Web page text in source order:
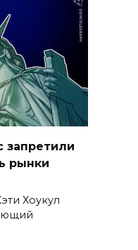
запретили
рынки
Хоукул